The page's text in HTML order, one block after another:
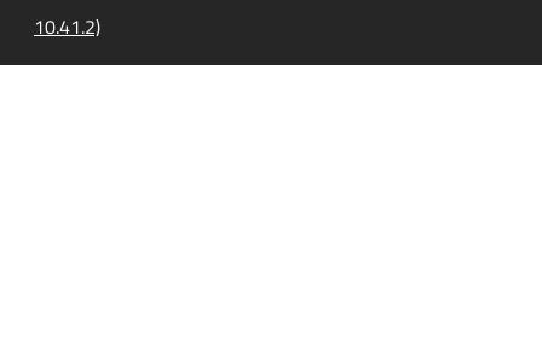
10.41.2)